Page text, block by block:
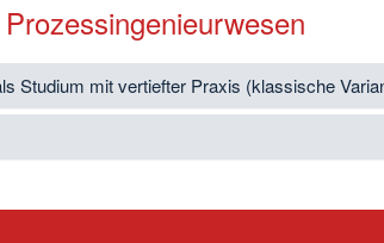
Studium mit vertiefter Praxis (klassische